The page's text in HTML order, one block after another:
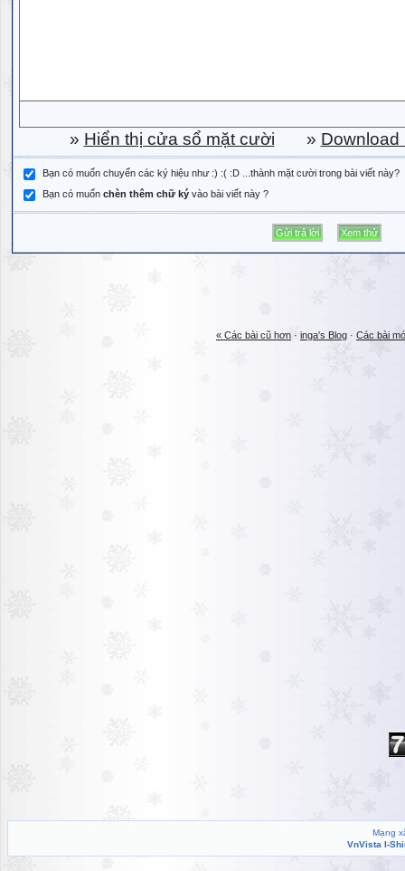
» Hiển thị cửa sổ mặt cười » Download
Bạn có muốn chuyển các ký hiệu như :) :( :D ...thành mặt cười trong bài viết này?
Bạn có muốn chèn thêm chữ ký vào bài viết này ?
« Các bài cũ hơn · inga's Blog · Các bài
Mạng
VnVista I-